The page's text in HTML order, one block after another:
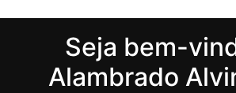
Seja bem-
Alambrado